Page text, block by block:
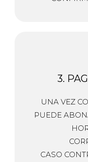
3.
UNA VEZ
PUEDE
CASO